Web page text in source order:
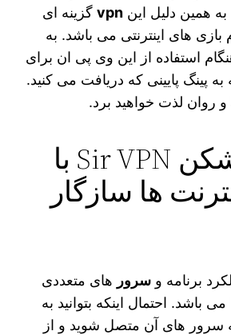
همین دلیل اینvpn گزینه ای
های اینترنتی می‌ باشد. به
استفاده از این وی پی ان برای
به پینگ پایینی که دریافت می‌ کنید.
و روان لذت خواهید برد.
آیا فیلتر شکن Sir VPN با
ها سازگار
برنامه وسرور های متعددی
باشد. احتمال اینکه بتوانید به
به سرور های آن متصل شوید و از